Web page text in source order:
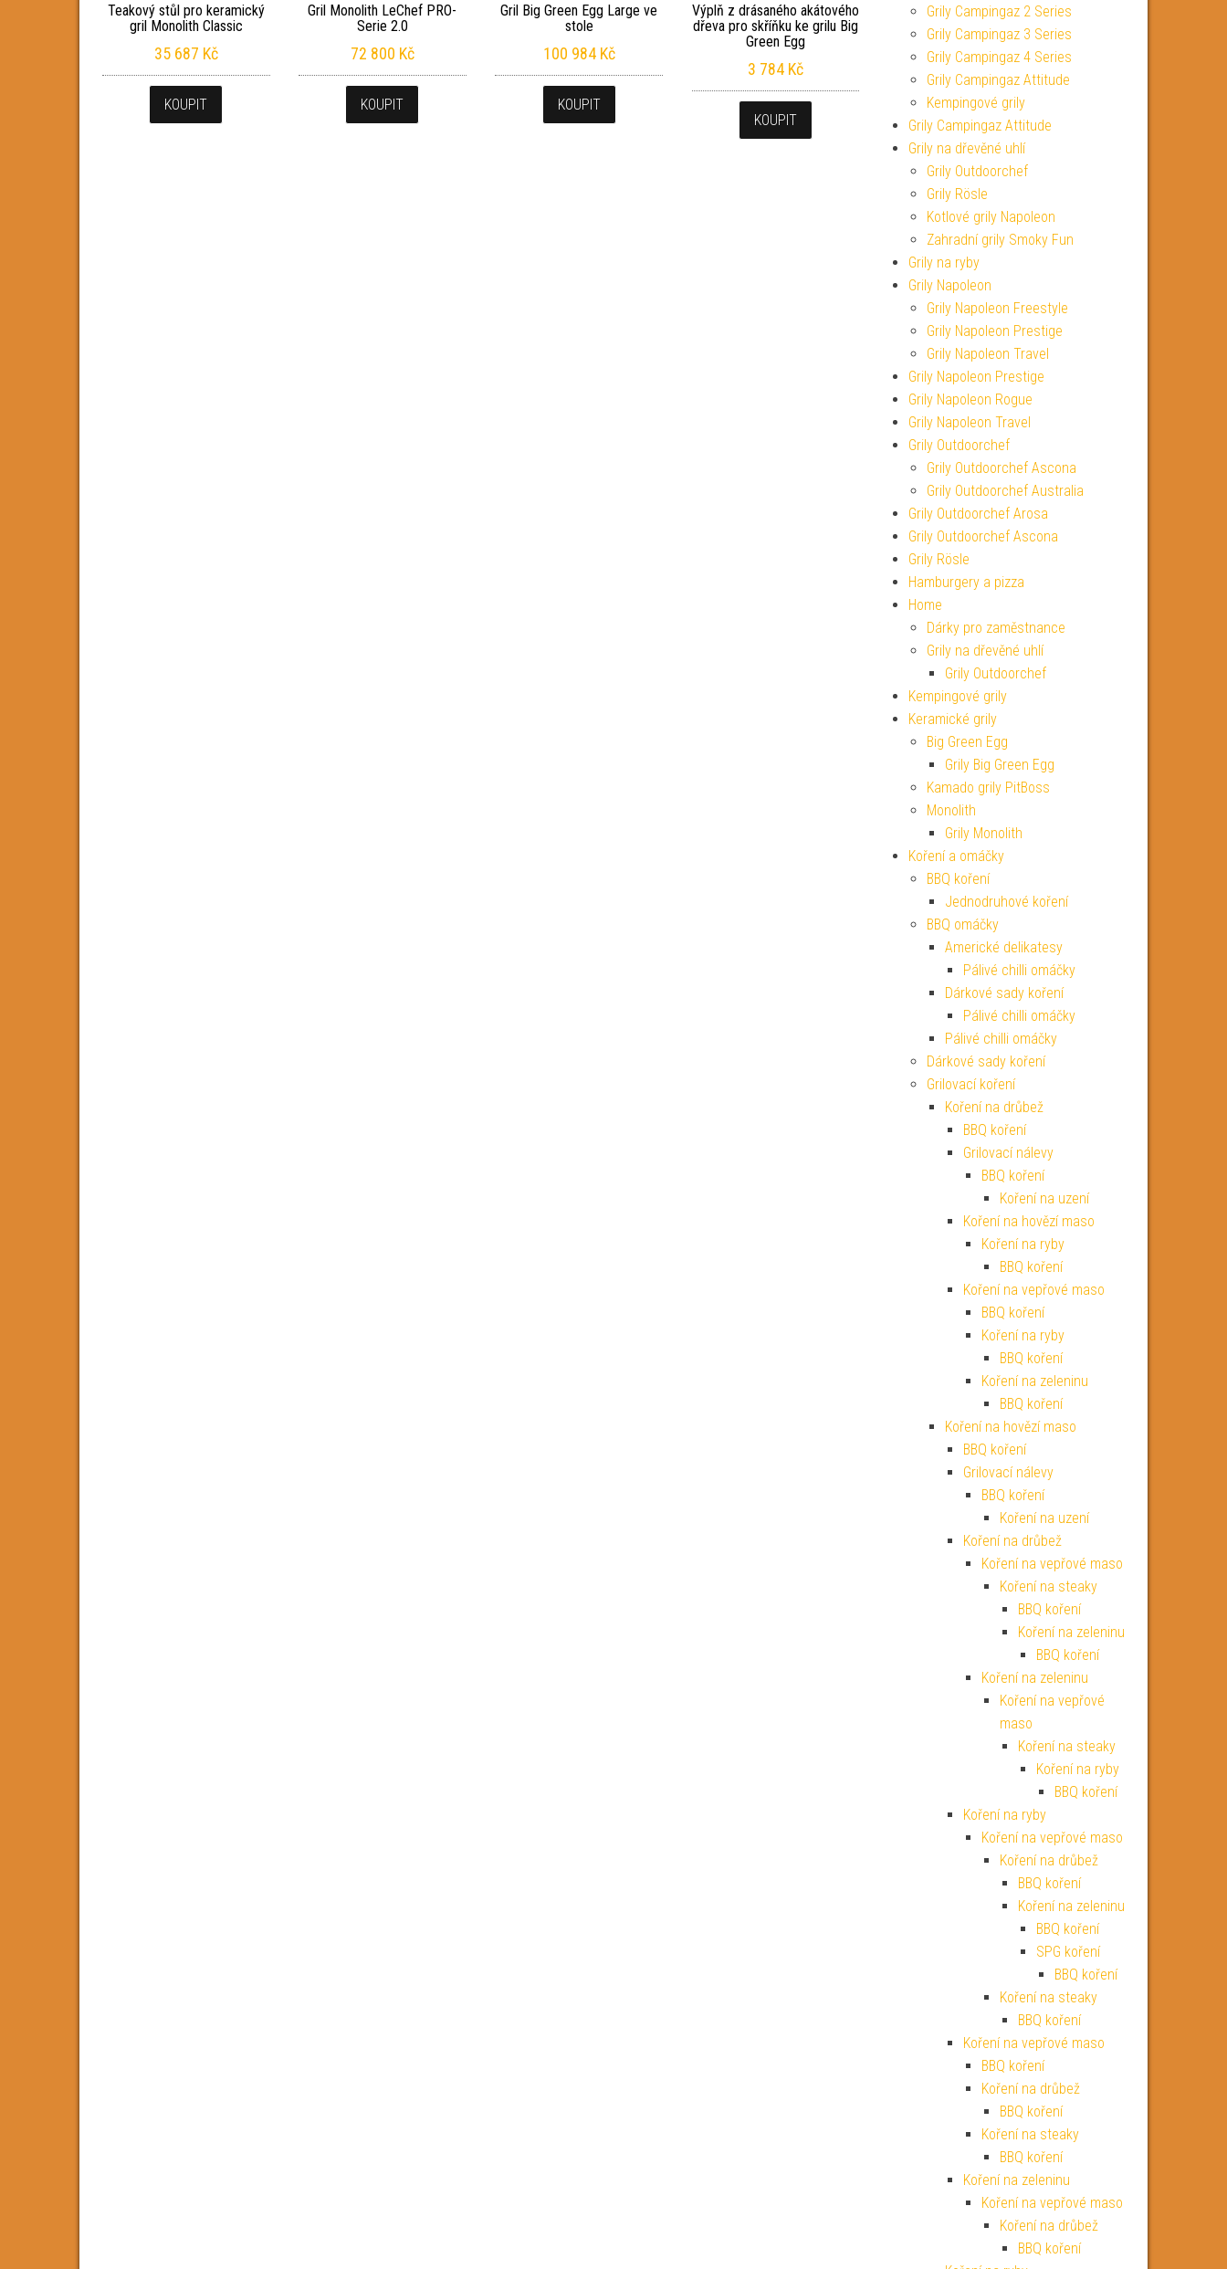
Teakový stůl pro keramický
gril Monolith Classic
35 687 Kč
KOUPIT
Gril Monolith LeChef PRO-
Serie 2.0
72 800 Kč
KOUPIT
Gril Big Green Egg Large ve
stole
100 984 Kč
KOUPIT
Výplň z drásaného akátového
dřeva pro skříňku ke grilu Big
Green Egg
3 784 Kč
KOUPIT
Grily Campingaz 2 Series
Grily Campingaz 3 Series
Grily Campingaz 4 Series
Grily Campingaz Attitude
Kempingové grily
Grily Campingaz Attitude
Grily na dřevěné uhlí
Grily Outdoorchef
Grily Rösle
Kotlové grily Napoleon
Zahradní grily Smoky Fun
Grily na ryby
Grily Napoleon
Grily Napoleon Freestyle
Grily Napoleon Prestige
Grily Napoleon Travel
Grily Napoleon Prestige
Grily Napoleon Rogue
Grily Napoleon Travel
Grily Outdoorchef
Grily Outdoorchef Ascona
Grily Outdoorchef Australia
Grily Outdoorchef Arosa
Grily Outdoorchef Ascona
Grily Rösle
Hamburgery a pizza
Home
Dárky pro zaměstnance
Grily na dřevěné uhlí
Grily Outdoorchef
Kempingové grily
Keramické grily
Big Green Egg
Grily Big Green Egg
Kamado grily PitBoss
Monolith
Grily Monolith
Koření a omáčky
BBQ koření
Jednodruhové koření
BBQ omáčky
Americké delikatesy
Pálivé chilli omáčky
Dárkové sady koření
Pálivé chilli omáčky
Pálivé chilli omáčky
Dárkové sady koření
Grilovací koření
Koření na drůbež
BBQ koření
Grilovací nálevy
BBQ koření
Koření na uzení
Koření na hovězí maso
Koření na ryby
BBQ koření
Koření na vepřové maso
BBQ koření
Koření na ryby
BBQ koření
Koření na zeleninu
BBQ koření
Koření na hovězí maso
BBQ koření
Grilovací nálevy
BBQ koření
Koření na uzení
Koření na drůbež
Koření na vepřové maso
Koření na steaky
BBQ koření
Koření na zeleninu
BBQ koření
Koření na zeleninu
Koření na vepřové
maso
Koření na steaky
Koření na ryby
BBQ koření
Koření na ryby
Koření na vepřové maso
Koření na drůbež
BBQ koření
Koření na zeleninu
BBQ koření
SPG koření
BBQ koření
Koření na steaky
BBQ koření
Koření na vepřové maso
BBQ koření
Koření na drůbež
BBQ koření
Koření na steaky
BBQ koření
Koření na zeleninu
Koření na vepřové maso
Koření na drůbež
BBQ koření